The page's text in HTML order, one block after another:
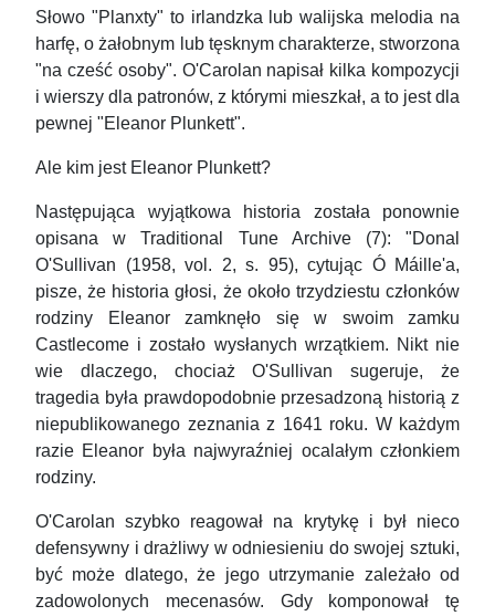
Słowo "Planxty" to irlandzka lub walijska melodia na
harfę, o żałobnym lub tęsknym charakterze, stworzona
"na cześć osoby". O'Carolan napisał kilka kompozycji
i wierszy dla patronów, z którymi mieszkał, a to jest dla
pewnej "Eleanor Plunkett".
Ale kim jest Eleanor Plunkett?
Następująca wyjątkowa historia została ponownie
opisana w Traditional Tune Archive (7): "Donal
O'Sullivan (1958, vol. 2, s. 95), cytując Ó Máille'a,
pisze, że historia głosi, że około trzydziestu członków
rodziny Eleanor zamknęło się w swoim zamku
Castlecome i zostało wysłanych wrzątkiem. Nikt nie
wie dlaczego, chociaż O'Sullivan sugeruje, że
tragedia była prawdopodobnie przesadzoną historią z
niepublikowanego zeznania z 1641 roku. W każdym
razie Eleanor była najwyraźniej ocalałym członkiem
rodziny.
O'Carolan szybko reagował na krytykę i był nieco
defensywny i drażliwy w odniesieniu do swojej sztuki,
być może dlatego, że jego utrzymanie zależało od
zadowolonych mecenasów. Gdy komponował tę